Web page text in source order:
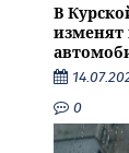
В
изменят
0